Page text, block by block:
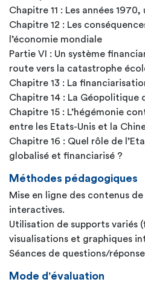
Chapitre 11 : Les années
Chapitre 12 : Les
l’économie mondiale
Partie VI : Un système
route vers la catastrophe
Chapitre 13 : La
Chapitre 14 : La Géopolitique
Chapitre 15 : L’hégémonie
entre les Etats-Unis et la
Chapitre 16 : Quel rôle de
globalisé et financiarisé ?
Méthodes pédagogiques
Mise en ligne des contenus
interactives.
Utilisation de supports variés
visualisations et graphiques
Séances de questions/
Mode d'évaluation